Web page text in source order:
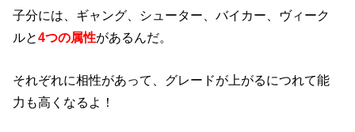
子分には、ギャング、シューター、バイカー、ヴィーク
ルと4つの属性があるんだ。
それぞれに相性があって、グレードが上がるにつれて能
力も高くなるよ！